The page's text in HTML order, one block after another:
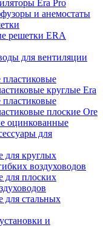
Era Pro
и анемостаты
решетки ERA
для вентиляции
круглые Era
плоские Ore
оцинкованные
для
круглых
воздуховодов
плоских
стальных
и